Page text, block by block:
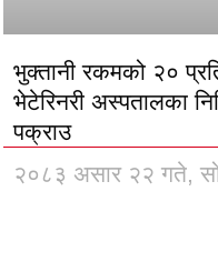
भुक्तानी रकमको २०
भेटेरिनरी अस्पतालका
पक्राउ
२०८३ असार २२ गते,